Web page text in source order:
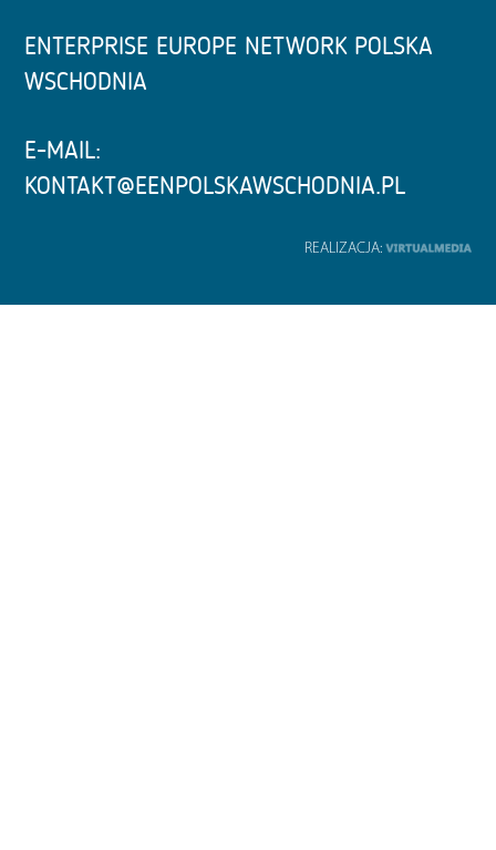
ENTERPRISE EUROPE NETWORK POLSKA
WSCHODNIA
E-MAIL:
KONTAKT@EENPOLSKAWSCHODNIA.PL
REALIZACJA: